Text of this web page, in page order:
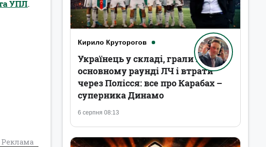
УПЛ.
Реклама
Кирило Круторогов
6 серпня 08:13
Українець у складі, грали в
основному раунді ЛЧ і втрати
через Полісся: все про Карабах –
суперника Динамо